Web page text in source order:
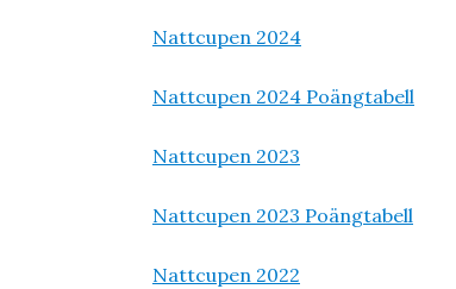
Nattcupen 2024
Nattcupen 2024 Poängtabell
Nattcupen 2023
Nattcupen 2023 Poängtabell
Nattcupen 2022